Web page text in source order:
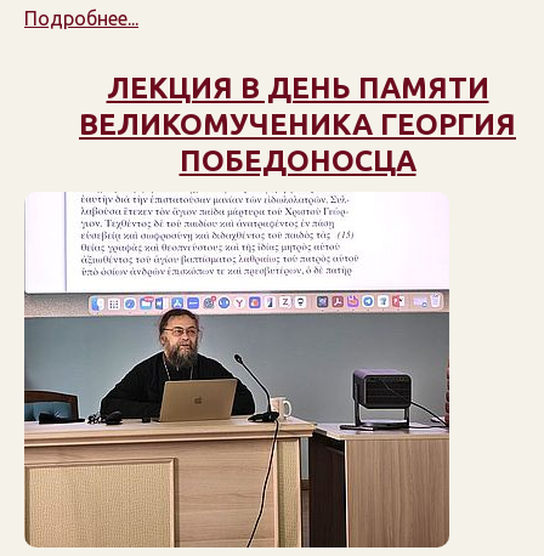
Подробнее...
ЛЕКЦИЯ В ДЕНЬ ПАМЯТИ
ВЕЛИКОМУЧЕНИКА ГЕОРГИЯ
ПОБЕДОНОСЦА